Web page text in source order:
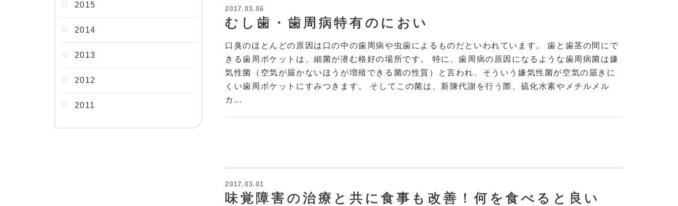
2017.03.06
むし歯・歯周病特有のにおい
口臭のほとんどの原因は口の中の歯周病や虫歯によるものだといわれています。 歯と歯茎の間にで
きる歯周ポケットは、細菌が潜む格好の場所です。 特に、歯周病の原因になるような歯周病菌は嫌
気性菌（空気が届かないほうが増殖できる菌の性質）と言われ、そういう嫌気性菌が空気の届きに
くい歯周ポケットにすみつきます。 そしてこの菌は、新陳代謝を行う際、硫化水素やメチルメル
カ...
2017.03.01
味覚障害の治療と共に食事も改善！何を食べると良い
2015
2014
2013
2012
2011